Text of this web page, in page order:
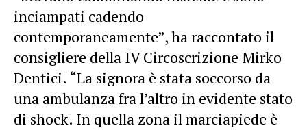
inciampati cadendo
contemporaneamente”, ha raccontato il
consigliere della IV Circoscrizione Mirko
Dentici. “La signora è stata soccorso da
una ambulanza fra l’altro in evidente stato
di shock. In quella zona il marciapiede è